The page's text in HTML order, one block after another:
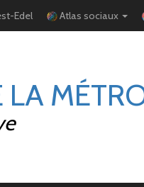
Edel Atlas sociaux